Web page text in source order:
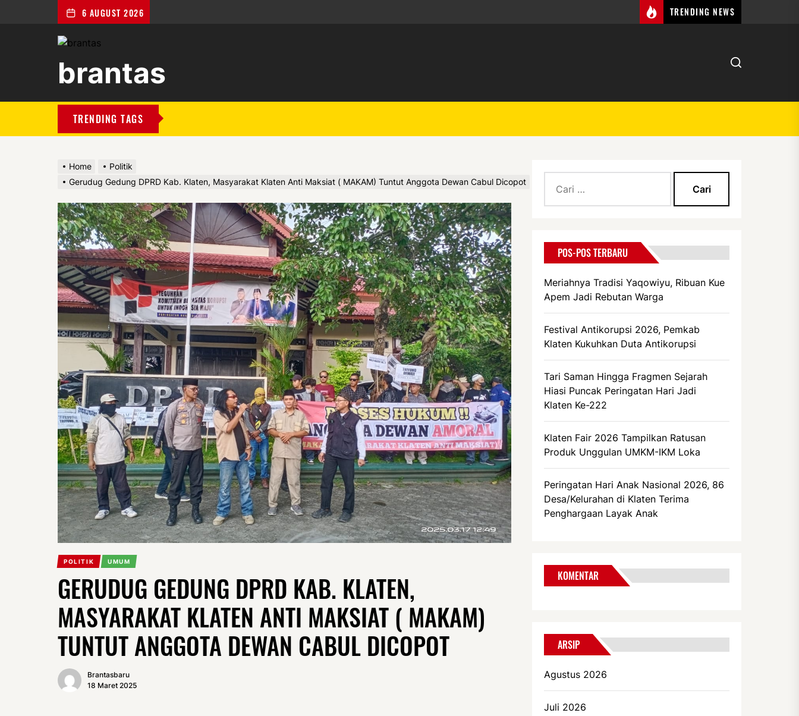
6 AUGUST 2026 TRENDING NEWS
brantas
TRENDING TAGS
Home
Politik
Gerudug Gedung DPRD Kab. Klaten, Masyarakat Klaten Anti Maksiat ( MAKAM) Tuntut Anggota Dewan Cabul Dicopot
POLITIK UMUM
GERUDUG GEDUNG DPRD KAB. KLATEN,
MASYARAKAT KLATEN ANTI MAKSIAT ( MAKAM)
TUNTUT ANGGOTA DEWAN CABUL DICOPOT
Brantasbaru
18 Maret 2025
untuk:
POS-POS TERBARU
Meriahnya Tradisi Yaqowiyu, Ribuan Kue
Apem Jadi Rebutan Warga
Festival Antikorupsi 2026, Pemkab
Klaten Kukuhkan Duta Antikorupsi
Tari Saman Hingga Fragmen Sejarah
Hiasi Puncak Peringatan Hari Jadi
Klaten Ke-222
Klaten Fair 2026 Tampilkan Ratusan
Produk Unggulan UMKM-IKM Loka
Peringatan Hari Anak Nasional 2026, 86
Desa/Kelurahan di Klaten Terima
Penghargaan Layak Anak
KOMENTAR
ARSIP
Agustus 2026
Juli 2026